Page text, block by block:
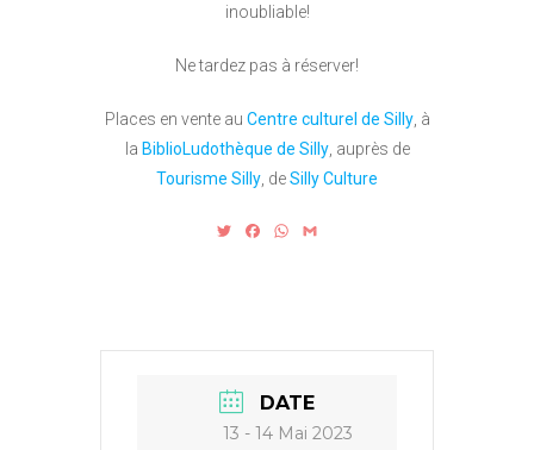
inoubliable!
Ne tardez pas à réserver!
Places en vente au Centre culturel de Silly, à
la BiblioLudothèque de Silly, auprès de
Tourisme Silly , deSilly Culture
T
r
o
W
p
DATE
13 - 14 Mai 2023